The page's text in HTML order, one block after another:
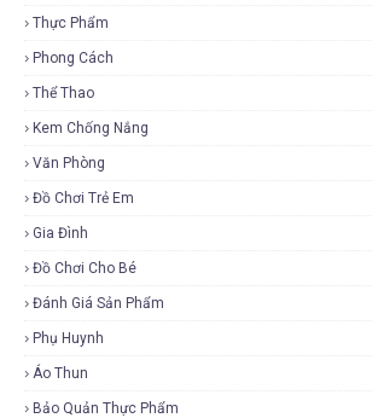
Thực Phẩm
Phong Cách
Thể Thao
Kem Chống Nắng
Văn Phòng
Đồ Chơi Trẻ Em
Gia Đình
Đồ Chơi Cho Bé
Đánh Giá Sản Phẩm
Phụ Huynh
Áo Thun
Bảo Quản Thực Phẩm